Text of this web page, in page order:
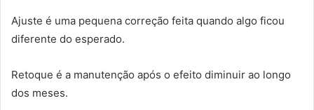
Ajuste é uma pequena correção feita quando algo ficou
diferente do esperado.
Retoque é a manutenção após o efeito diminuir ao longo
dos meses.